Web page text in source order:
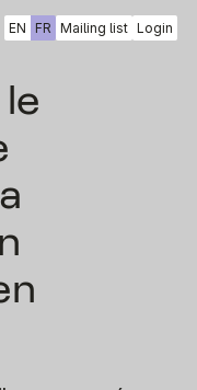
EN FR Mailing list Login